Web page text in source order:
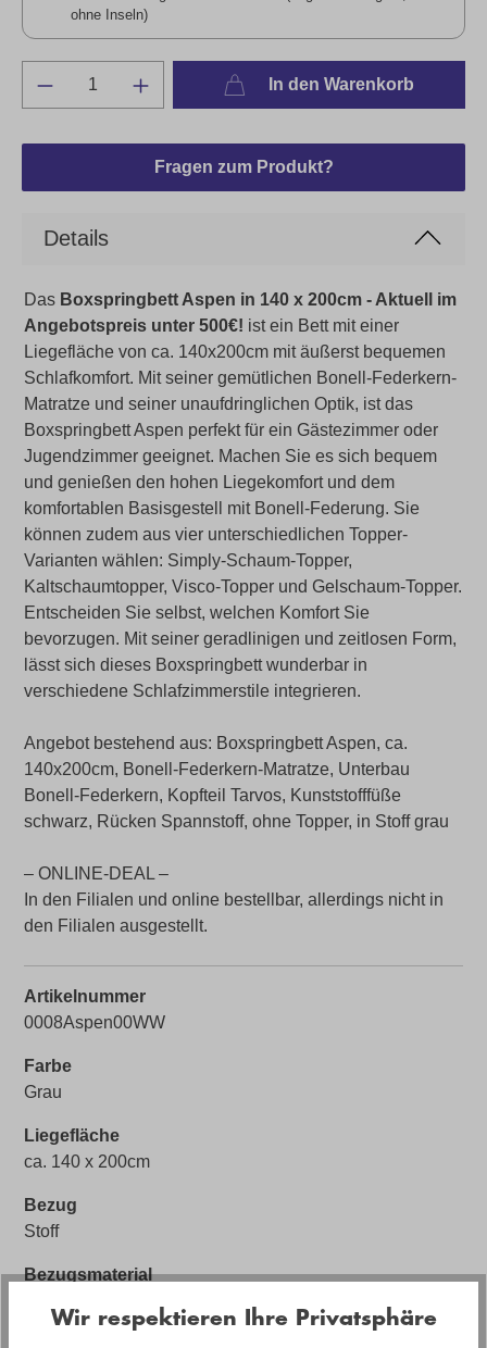
ohne Inseln)
In den Warenkorb
Fragen zum Produkt?
Details
Das Boxspringbett Aspen in 140 x 200cm - Aktuell im
Angebotspreis unter 500€! ist ein Bett mit einer
Liegefläche von ca. 140x200cm mit äußerst bequemen
Schlafkomfort. Mit seiner gemütlichen Bonell-Federkern-
Matratze und seiner unaufdringlichen Optik, ist das
Boxspringbett Aspen perfekt für ein Gästezimmer oder
Jugendzimmer geeignet. Machen Sie es sich bequem
und genießen den hohen Liegekomfort und dem
komfortablen Basisgestell mit Bonell-Federung. Sie
können zudem aus vier unterschiedlichen Topper-
Varianten wählen: Simply-Schaum-Topper,
Kaltschaumtopper, Visco-Topper und Gelschaum-Topper.
Entscheiden Sie selbst, welchen Komfort Sie
bevorzugen. Mit seiner geradlinigen und zeitlosen Form,
lässt sich dieses Boxspringbett wunderbar in
verschiedene Schlafzimmerstile integrieren.
Angebot bestehend aus: Boxspringbett Aspen, ca.
140x200cm, Bonell-Federkern-Matratze, Unterbau
Bonell-Federkern, Kopfteil Tarvos, Kunststofffüße
schwarz, Rücken Spannstoff, ohne Topper, in Stoff grau
– ONLINE-DEAL –
In den Filialen und online bestellbar, allerdings nicht in
den Filialen ausgestellt.
Artikelnummer
0008Aspen00WW
Farbe
Grau
Liegefläche
ca. 140 x 200cm
Bezug
Stoff
Bezugsmaterial
Wir respektieren Ihre Privatsphäre